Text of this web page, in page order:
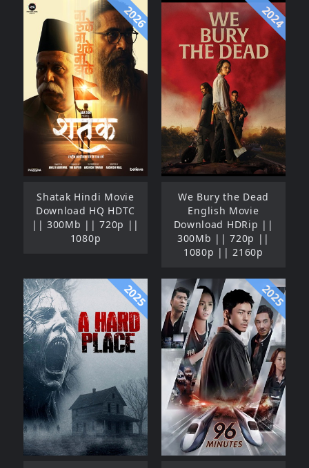
2026
Shatak Hindi Movie
Download HQ HDTC
|| 300Mb || 720p ||
1080p
2024
We Bury the Dead
English Movie
Download HDRip ||
300Mb || 720p ||
1080p || 2160p
2025 2025